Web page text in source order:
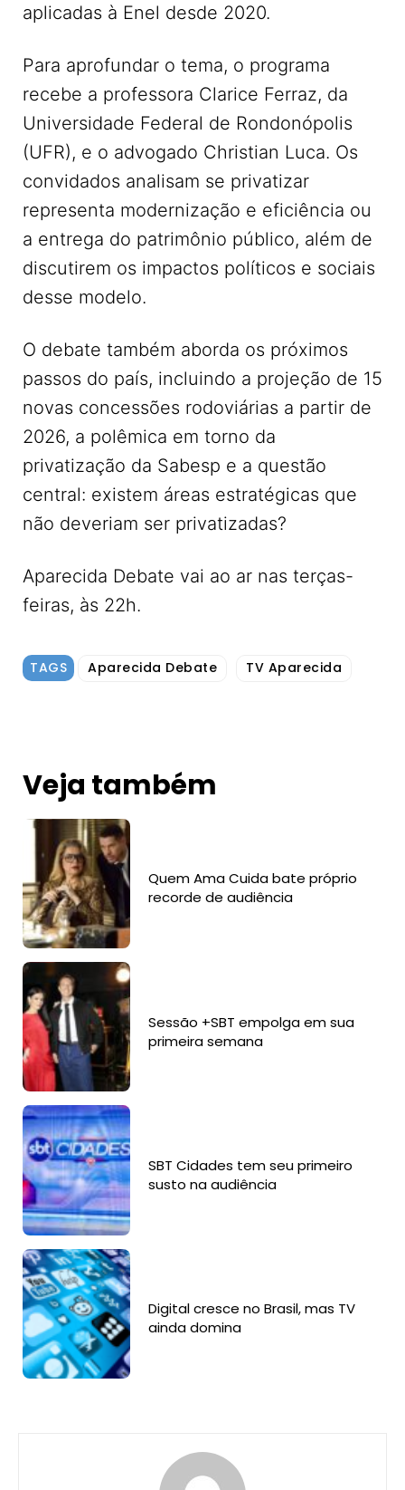
aplicadas à Enel desde 2020.
Para aprofundar o tema, o programa
recebe a professora Clarice Ferraz, da
Universidade Federal de Rondonópolis
(UFR), e o advogado Christian Luca. Os
convidados analisam se privatizar
representa modernização e eficiência ou
a entrega do patrimônio público, além de
discutirem os impactos políticos e sociais
desse modelo.
O debate também aborda os próximos
passos do país, incluindo a projeção de 15
novas concessões rodoviárias a partir de
2026, a polêmica em torno da
privatização da Sabesp e a questão
central: existem áreas estratégicas que
não deveriam ser privatizadas?
Aparecida Debate vai ao ar nas terças-
feiras, às 22h.
TAGS Aparecida Debate TV Aparecida
Veja também
Quem Ama Cuida bate próprio
recorde de audiência
Sessão +SBT empolga em sua
primeira semana
SBT Cidades tem seu primeiro
susto na audiência
Digital cresce no Brasil, mas TV
ainda domina